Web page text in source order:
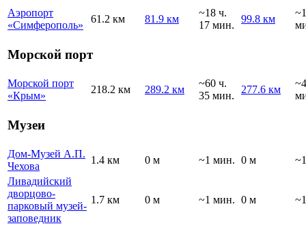
Аэропорт
«Симферополь»
61.2 км 81.9 км
~18 ч.
17 мин.
99.8 км
Морской порт
Морской порт
«Крым»
218.2 км 289.2 км
~60 ч.
35 мин.
277.6 км
Музеи
Дом-Музей А.П.
Чехова
1.4 км 0 м ~1 мин. 0 м
Ливадийский
дворцово-
парковый музей-
заповедник
1.7 км 0 м ~1 мин. 0 м